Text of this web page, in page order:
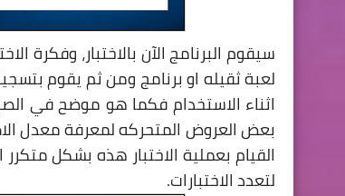
سيقوم البرنامج الآن بالاختبار،
لعبة ثقيله او برنامج ومن ثم يقوم
اثناء الاستخدام فكما هو موضح في
القيام بعملية الاختبار هذه بشكل
لتعدد الاختبارات.